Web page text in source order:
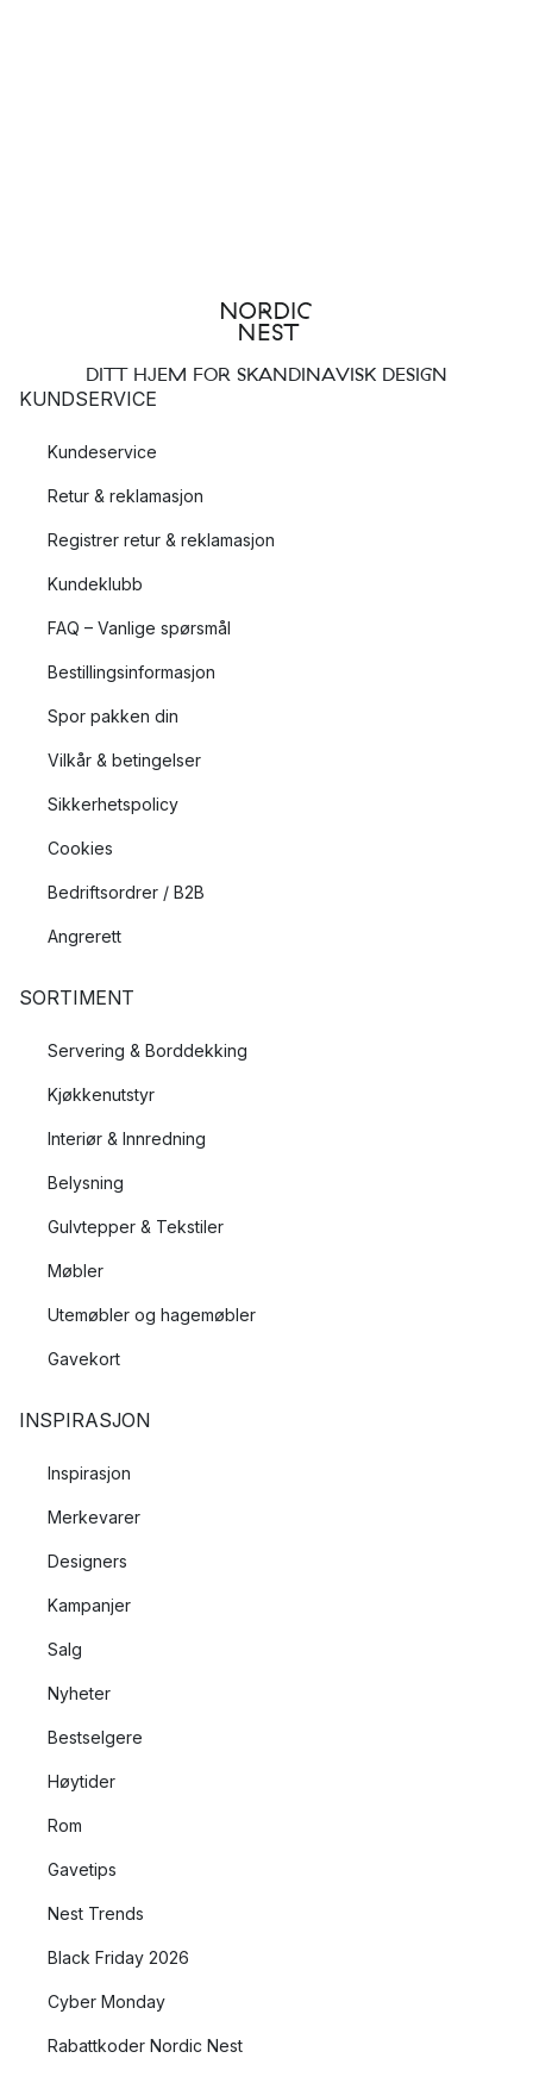
DITT HJEM FOR SKANDINAVISK DESIGN
KUNDSERVICE
Kundeservice
Retur & reklamasjon
Registrer retur & reklamasjon
Kundeklubb
FAQ – Vanlige spørsmål
Bestillingsinformasjon
Spor pakken din
Vilkår & betingelser
Sikkerhetspolicy
Cookies
Bedriftsordrer / B2B
Angrerett
SORTIMENT
Servering & Borddekking
Kjøkkenutstyr
Interiør & Innredning
Belysning
Gulvtepper & Tekstiler
Møbler
Utemøbler og hagemøbler
Gavekort
INSPIRASJON
Inspirasjon
Merkevarer
Designers
Kampanjer
Salg
Nyheter
Bestselgere
Høytider
Rom
Gavetips
Nest Trends
Black Friday 2026
Cyber Monday
Rabattkoder Nordic Nest